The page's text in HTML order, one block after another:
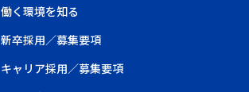
働く環境を知る
新卒採用／募集要項
キャリア採用／募集要項